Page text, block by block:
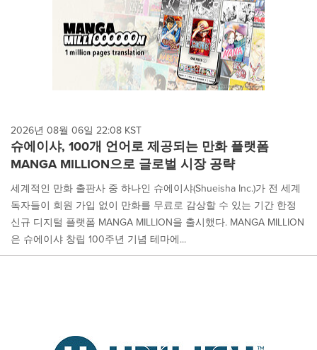
2026년 08월 06일 22:08 KST
슈에이샤, 100개 언어로 제공되는 만화 플랫폼
MANGA MILLION으로 글로벌 시장 공략
세계적인 만화 출판사 중 하나인 슈에이샤(Shueisha Inc.)가 전 세계
독자들이 회원 가입 없이 만화를 무료로 감상할 수 있는 기간 한정
신규 디지털 플랫폼 MANGA MILLION을 출시했다. MANGA MILLION
은 슈에이샤 창립 100주년 기념 테마에...